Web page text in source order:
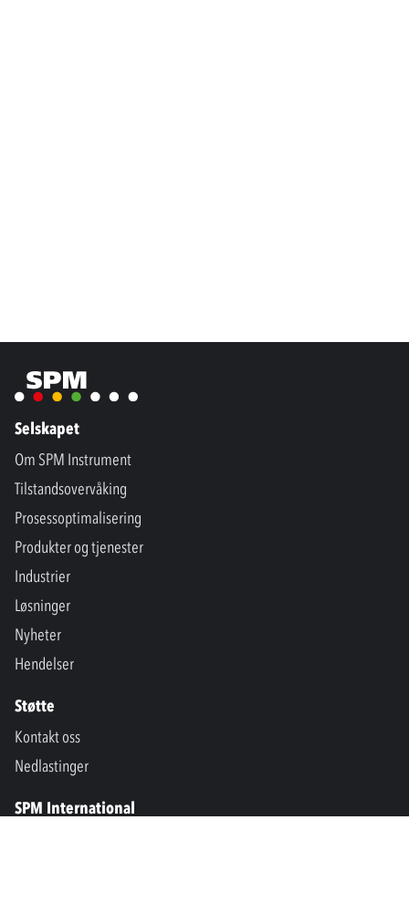
Selskapet
Om SPM Instrument
Tilstandsovervåking
Prosessoptimalisering
Produkter og tjenester
Industrier
Løsninger
Nyheter
Hendelser
Støtte
Kontakt oss
Nedlastinger
SPM International